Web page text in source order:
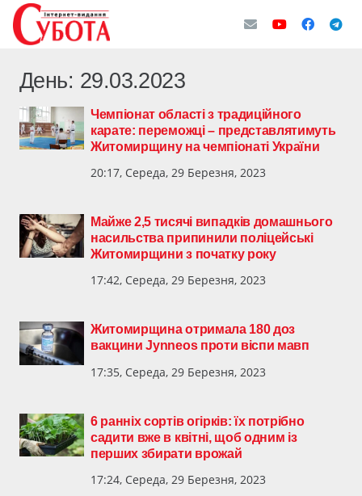
День: 29.03.2023
Чемпіонат області з традиційного
карате: переможці – представлятимуть
Житомирщину на чемпіонаті України
20:17, Середа, 29 Березня, 2023
Майже 2,5 тисячі випадків домашнього
насильства припинили поліцейські
Житомирщини з початку року
17:42, Середа, 29 Березня, 2023
Житомирщина отримала 180 доз
вакцини Jynneos проти віспи мавп
17:35, Середа, 29 Березня, 2023
6 ранніх сортів огірків: їх потрібно
садити вже в квітні, щоб одним із
перших збирати врожай
17:24, Середа, 29 Березня, 2023